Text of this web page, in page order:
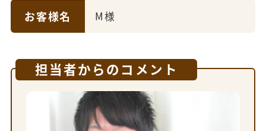
お客様名 M様
担当者からのコメント